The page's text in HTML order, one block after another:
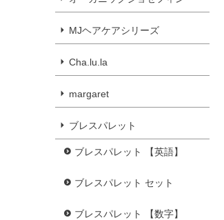
MJヘアケアシリーズ
Cha.lu.la
margaret
ブレスパレット
ブレスパレット 【英語】
ブレスパレット セット
ブレスパレット 【数字】